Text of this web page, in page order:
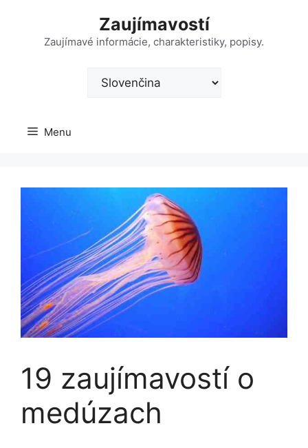
Zaujímavostí
Zaujímavé informácie, charakteristiky, popisy.
Vyberte
jazyk
Menu
19 zaujímavostí o
medúzach